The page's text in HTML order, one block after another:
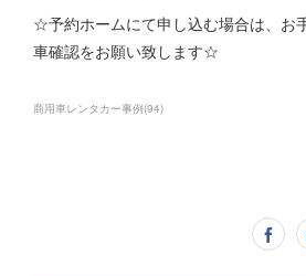
☆予約ホームにて申し込む場合は、お
車確認をお願い致します☆
商用車レンタカー事例(94)